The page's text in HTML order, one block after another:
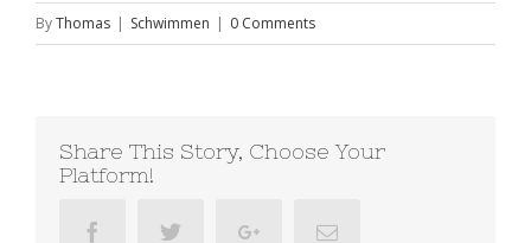
ByThomas | Schwimmen | 0 Comments
Share This Story, Choose Your
Platform!
Facebook Twitter Google+Email